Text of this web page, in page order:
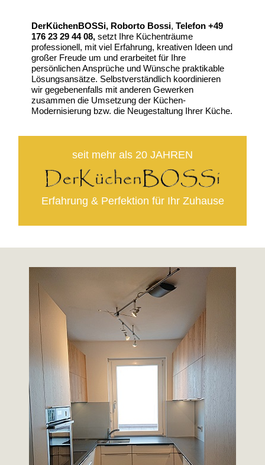
DerKüchenBOSSi, Roborto Bossi, Telefon +49
176 23 29 44 08, setzt Ihre Küchenträume
professionell, mit viel Erfahrung, kreativen Ideen und
großer Freude um und erarbeitet für Ihre
persönlichen Ansprüche und Wünsche praktikable
Lösungsansätze. Selbstverständlich koordinieren
wir gegebenenfalls mit anderen Gewerken
zusammen die Umsetzung der Küchen-
Modernisierung bzw. die Neugestaltung Ihrer Küche.
seit mehr als 20 JAHREN
Erfahrung & Perfektion für Ihr Zuhause